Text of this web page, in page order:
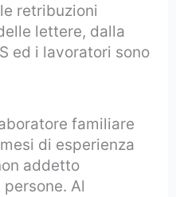
retribuzioni
lettere, dalla
ed i lavoratori sono
familiare
di esperienza
addetto
persone. Al